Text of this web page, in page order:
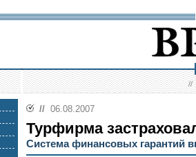
//
// 06.08.2007
Турфирма
Система финансовых гарантий